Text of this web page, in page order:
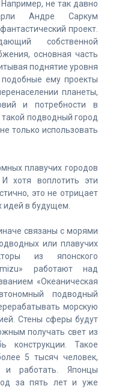
не так давно
Андре Саркум
проект.
собственной
основная часть
поднятие уровня
ему проекты
планеты,
и потребности в
подводный город
только использовать
плавучих городов
И хотя воплотить эти
это не отрицает
в будущем.
связаны с морями
или плавучих
из японского
работают над
«Океаническая
подводный
морскую
Стены сферы будут
получать свет из
конструкции. Такое
5 тысяч человек,
работать. Японцы
за пять лет и уже